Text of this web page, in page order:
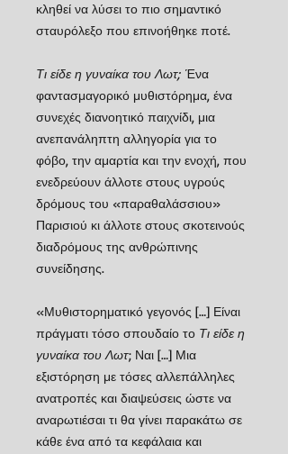
κληθεί να λύσει το πιο σημαντικό
σταυρόλεξο που επινοήθηκε ποτέ.
Τι είδε η γυναίκα του Λωτ; Ένα
φαντασμαγορικό μυθιστόρημα, ένα
συνεχές διανοητικό παιχνίδι, μια
ανεπανάληπτη αλληγορία για το
φόβο, την αμαρτία και την ενοχή, που
ενεδρεύουν άλλοτε στους υγρούς
δρόμους του «παραθαλάσσιου»
Παρισιού κι άλλοτε στους σκοτεινούς
διαδρόμους της ανθρώπινης
συνείδησης.
«Μυθιστορηματικό γεγονός […] Είναι
πράγματι τόσο σπουδαίο το Τι είδε η
γυναίκα του Λωτ; Ναι […] Μια
εξιστόρηση με τόσες αλλεπάλληλες
ανατροπές και διαψεύσεις ώστε να
αναρωτιέσαι τι θα γίνει παρακάτω σε
κάθε ένα από τα κεφάλαια και